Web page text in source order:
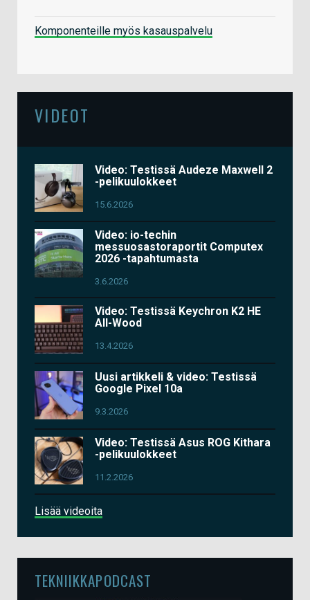
Komponenteille myös kasauspalvelu
VIDEOT
Video: Testissä Audeze Maxwell 2
-pelikuulokkeet
15.6.2026
Video: io-techin
messuosastoraportit Computex
2026 -tapahtumasta
3.6.2026
Video: Testissä Keychron K2 HE
All-Wood
13.4.2026
Uusi artikkeli & video: Testissä
Google Pixel 10a
9.3.2026
Video: Testissä Asus ROG Kithara
-pelikuulokkeet
11.2.2026
Lisää videoita
TEKNIIKKAPODCAST